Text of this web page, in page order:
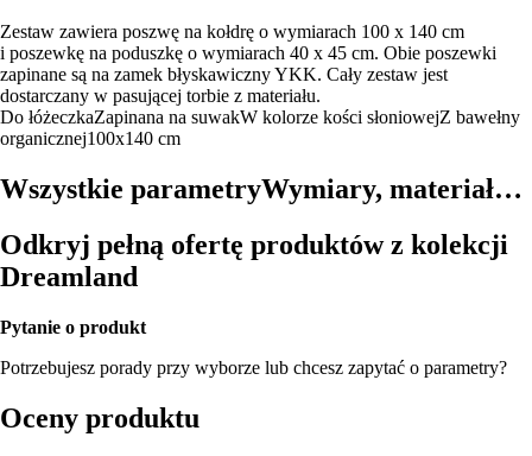
Zestaw zawiera poszwę na kołdrę o wymiarach 100 x 140 cm
i poszewkę na poduszkę o wymiarach 40 x 45 cm. Obie poszewki
zapinane są na zamek błyskawiczny YKK. Cały zestaw jest
dostarczany w pasującej torbie z materiału.
Do łóżeczkaZapinana na suwakW kolorze kości słoniowejZ bawełny
organicznej100x140 cm
Wszystkie parametryWymiary, materiał…
Odkryj pełną ofertę produktów z kolekcji
Dreamland
Pytanie o produkt
Potrzebujesz porady przy wyborze lub chcesz zapytać o parametry?
Oceny produktu